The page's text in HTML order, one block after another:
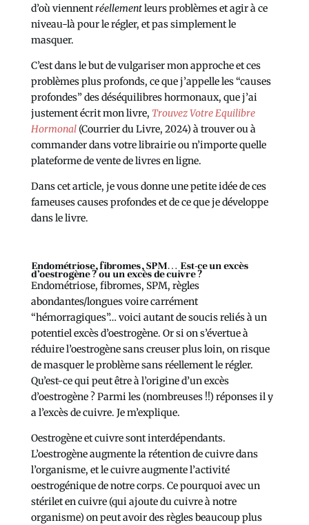
d’où viennentréellementleurs problèmes et agir à ce
niveau-là pour le régler, et pas simplement le
masquer.
C’est dans le but de vulgariser mon approche et ces
problèmes plus profonds, ce que j’appelle les “causes
profondes” des déséquilibres hormonaux, que j’ai
justement écrit mon livre, Trouvez Votre Equilibre
Hormonal (Courrier du Livre, 2024) à trouver ou à
commander dans votre librairie ou n’importe quelle
plateforme de vente de livres en ligne.
Dans cet article, je vous donne une petite idée de ces
fameuses causes profondes et de ce que je développe
dans le livre.
Endométriose, fibromes, SPM… Est-ce un excès
d’oestrogène ? ou un excès de cuivre ?
Endométriose, fibromes, SPM, règles
abondantes/longues voire carrément
“hémorragiques”… voici autant de soucis reliés à un
potentiel excès d’oestrogène. Or si on s’évertue à
réduire l’oestrogène sans creuser plus loin, on risque
de masquer le problème sans réellement le régler.
Qu’est-ce qui peut être à l’origine d’un excès
d’oestrogène ? Parmi les (nombreuses !!) réponses il y
a l’excès de cuivre. Je m’explique.
Oestrogène et cuivre sont interdépendants.
L’oestrogène augmente la rétention de cuivre dans
l’organisme, et le cuivre augmente l’activité
oestrogénique de notre corps. Ce pourquoi avec un
stérilet en cuivre (qui ajoute du cuivre à notre
organisme) on peut avoir des règles beaucoup plus